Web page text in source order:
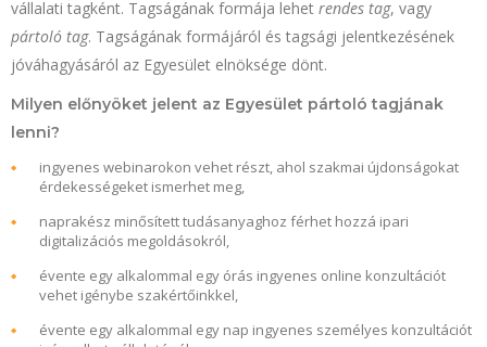
vállalati tagként. Tagságának formája lehet rendes tag, vagy
pártoló tag. Tagságának formájáról és tagsági jelentkezésének
jóváhagyásáról az Egyesület elnöksége dönt.
Milyen előnyöket jelent az Egyesület pártoló tagjának
lenni?
ingyenes webinarokon vehet részt, ahol szakmai újdonságokat
érdekességeket ismerhet meg,
naprakész minősített tudásanyaghoz férhet hozzá ipari
digitalizációs megoldásokról,
évente egy alkalommal egy órás ingyenes online konzultációt
vehet igénybe szakértőinkkel,
évente egy alkalommal egy nap ingyenes személyes konzultációt